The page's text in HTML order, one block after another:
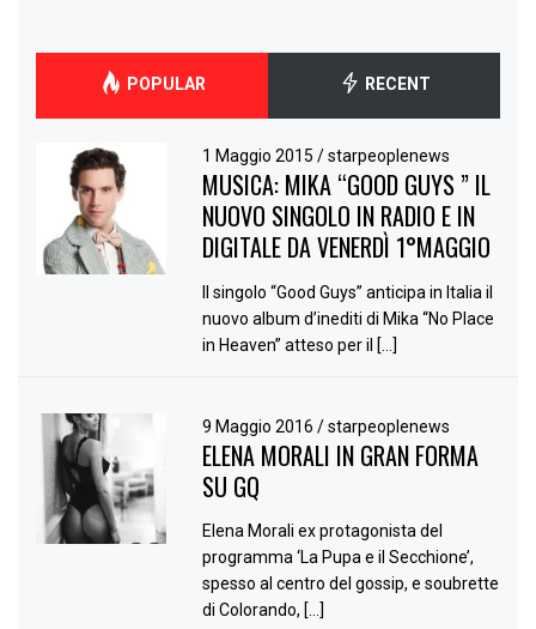
POPULAR RECENT
1 Maggio 2015/ starpeoplenews
MUSICA: MIKA “GOOD GUYS ” IL
NUOVO SINGOLO IN RADIO E IN
DIGITALE DA VENERDÌ 1°MAGGIO
Il singolo “Good Guys” anticipa in Italia il
nuovo album d’inediti di Mika “No Place
in Heaven” atteso per il […]
9 Maggio 2016/ starpeoplenews
ELENA MORALI IN GRAN FORMA
SU GQ
Elena Morali ex protagonista del
programma ‘La Pupa e il Secchione’,
spesso al centro del gossip, e soubrette
di Colorando, […]